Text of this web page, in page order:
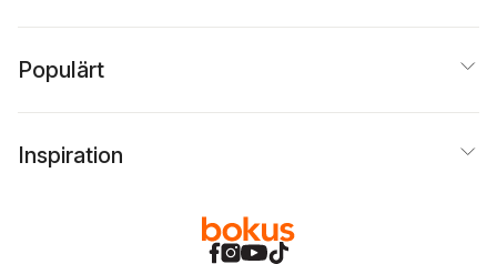
Populärt
Inspiration